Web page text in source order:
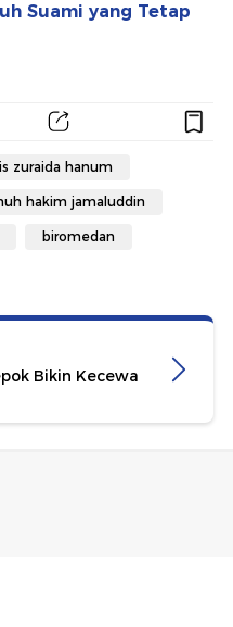
Suami yang Tetap
zuraida hanum
hakim jamaluddin
biromedan
Bikin Kecewa